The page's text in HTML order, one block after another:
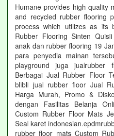
Humane provides high quality
and recycled rubber flooring
process which utilizes as its
Rubber Flooring Sinten
anak dan rubber flooring 19
para penyedia mainan
playground juga jualrubber
Berbagai Jual Rubber Floor
blibli jual rubber floor Jual
Harga Murah, Promo &
dengan Fasilitas Belanja
Custom Rubber Floor Mats
Seal karet
rubber floor mats Custom